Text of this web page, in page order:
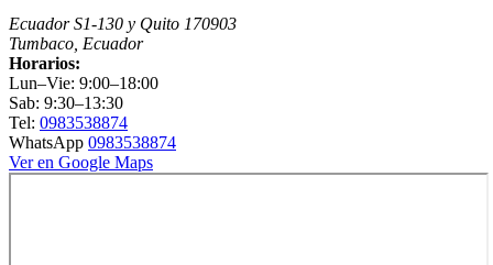
Ecuador S1-130 y Quito 170903
Tumbaco, Ecuador
Horarios:
Lun–Vie: 9:00–18:00
Sab: 9:30–13:30
Tel: 0983538874
WhatsApp 0983538874
Ver en Google Maps